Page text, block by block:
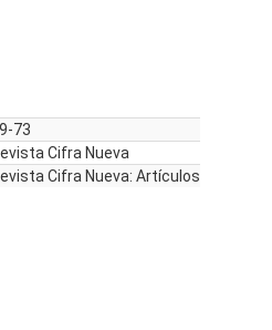
73
Cifra Nueva
Cifra Nueva: Artículos